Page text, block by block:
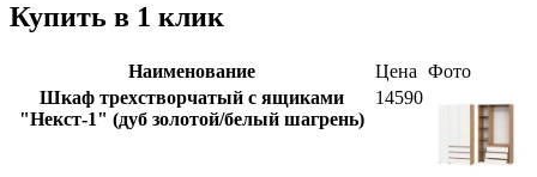
Купить в 1 клик
Наименование Цена Фото
Шкаф трехстворчатый с ящиками
"Некст-1" (дуб золотой/белый шагрень)
14590